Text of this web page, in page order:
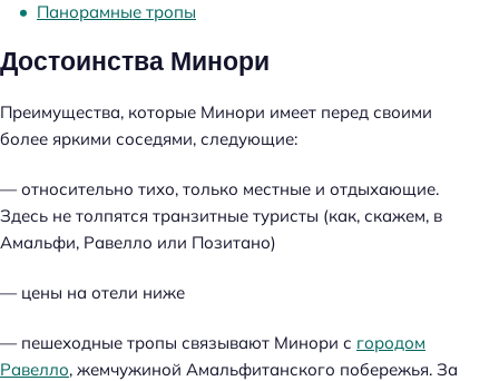
Панорамные тропы
Достоинства Минори
Преимущества, которые Минори имеет перед своими
более яркими соседями, следующие:
— относительно тихо, только местные и отдыхающие.
Здесь не толпятся транзитные туристы (как, скажем, в
Амальфи, Равелло или Позитано)
— цены на отели ниже
— пешеходные тропы связывают Минори с городом
Равелло, жемчужиной Амальфитанского побережья. За